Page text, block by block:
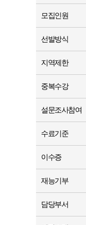
모집인원
선발방식
지역제한
중복수강
설문조사참여
수료기준
이수증
재능기부
담당부서